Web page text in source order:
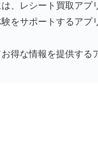
、レシート買取アプ
をサポートするアプ
得な情報を提供する